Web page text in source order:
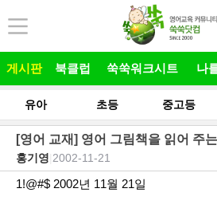
게시판 북클럽 쑥쑥워크시트 나
유아 초등 중고등
[영어 교재] 영어 그림책을 읽어 주
홍기영 2002-11-21
1!@#$ 2002년 11월 21일